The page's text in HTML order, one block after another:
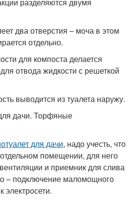
два отверстия – моча в этом
отдельно.
для компоста делается
отвода жидкости с решеткой
выводится из туалета наружу.
для дачи, надо учесть, что
помещении, для него
и приемник для слива
– подключение маломощного
электросети.